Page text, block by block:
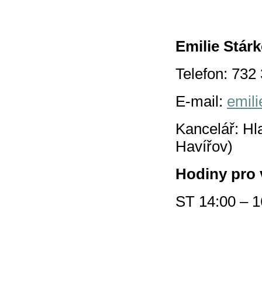
Emilie
Telefon: 732
E-mail:
Kancelář:
Havířov)
Hodiny pro
ST 14:00 –